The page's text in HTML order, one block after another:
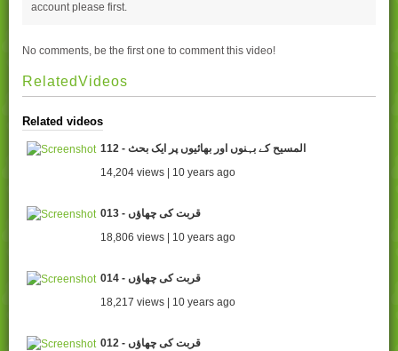
account please first.
No comments, be the first one to comment this video!
RelatedVideos
Related videos
112 - المسیح کے بہنوں اور بھائیوں پر ایک بحث
14,204 views | 10 years ago
013 - قربت کی چھاؤں
18,806 views | 10 years ago
014 - قربت کی چھاؤں
18,217 views | 10 years ago
012 - قربت کی چھاؤں